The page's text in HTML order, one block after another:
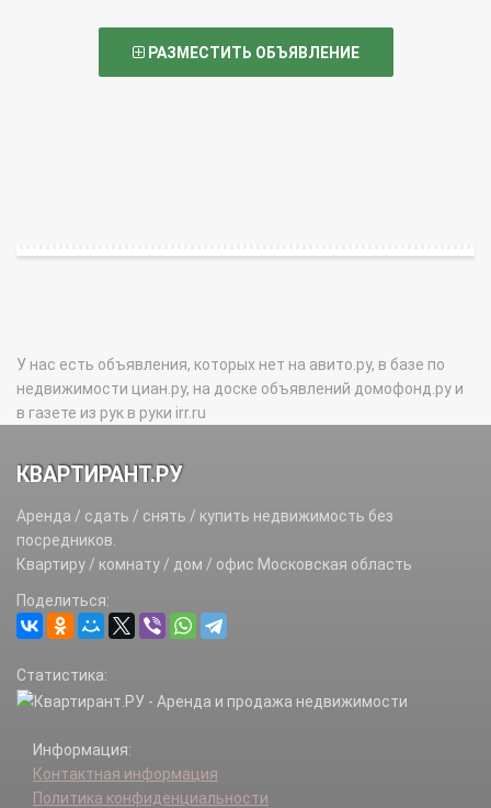
РАЗМЕСТИТЬ ОБЪЯВЛЕНИЕ
У нас есть объявления, которых нет на авито.ру, в базе по
недвижимости циан.ру, на доске объявлений домофонд.ру и
в газете из рук в руки irr.ru
КВАРТИРАНТ.РУ
Аренда / сдать / снять / купить недвижимость без
посредников.
Квартиру / комнату / дом / офис Московская область
Поделиться:
Статистика:
Информация:
Контактная информация
Политика конфиденциальности